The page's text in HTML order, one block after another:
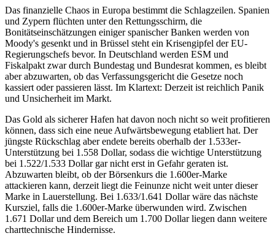
Das finanzielle Chaos in Europa bestimmt die Schlagzeilen. Spanien
und Zypern flüchten unter den Rettungsschirm, die
Bonitätseinschätzungen einiger spanischer Banken werden von
Moody's gesenkt und in Brüssel steht ein Krisengipfel der EU-
Regierungschefs bevor. In Deutschland werden ESM und
Fiskalpakt zwar durch Bundestag und Bundesrat kommen, es bleibt
aber abzuwarten, ob das Verfassungsgericht die Gesetze noch
kassiert oder passieren lässt. Im Klartext: Derzeit ist reichlich Panik
und Unsicherheit im Markt.
Das Gold als sicherer Hafen hat davon noch nicht so weit profitieren
können, dass sich eine neue Aufwärtsbewegung etabliert hat. Der
jüngste Rückschlag aber endete bereits oberhalb der 1.533er-
Unterstützung bei 1.558 Dollar, sodass die wichtige Unterstützung
bei 1.522/1.533 Dollar gar nicht erst in Gefahr geraten ist.
Abzuwarten bleibt, ob der Börsenkurs die 1.600er-Marke
attackieren kann, derzeit liegt die Feinunze nicht weit unter dieser
Marke in Lauerstellung. Bei 1.633/1.641 Dollar wäre das nächste
Kursziel, falls die 1.600er-Marke überwunden wird. Zwischen
1.671 Dollar und dem Bereich um 1.700 Dollar liegen dann weitere
charttechnische Hindernisse.